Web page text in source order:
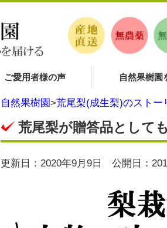
ご愛用者様の声 自然果樹園
自然果樹園>荒尾梨(成生梨)のストー
荒尾梨が贈答品として
更新日：2020年9月9日 公開日：